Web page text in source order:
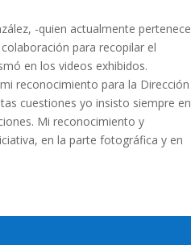
-quien actualmente pertenece
para recopilar el
en los videos exhibidos.
reconocimiento para la Dirección
cuestiones yo insisto siempre en
Mi reconocimiento y
en la parte fotográfica y en